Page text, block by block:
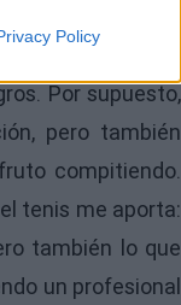
Policy
fin a mi carrera.
Por supuesto,
pero también
compitiendo.
tenis me aporta:
también lo que
un profesional